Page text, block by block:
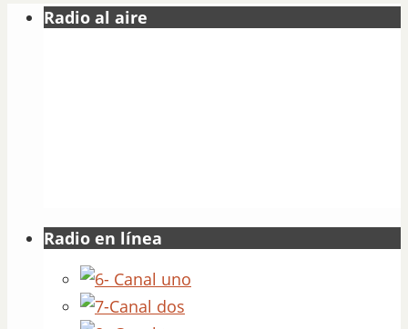
Radio al aire
Radio en línea